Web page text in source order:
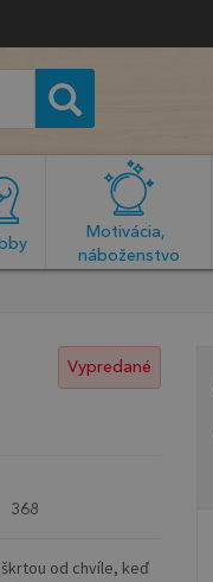
Motivácia,
náboženstvo
Vypredané
368
od chvíle, keď